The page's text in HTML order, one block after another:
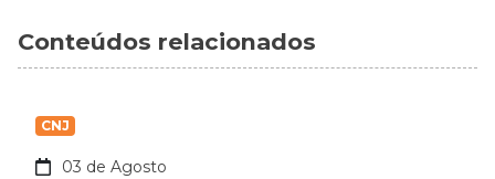
Conteúdos relacionados
CNJ
03 de Agosto